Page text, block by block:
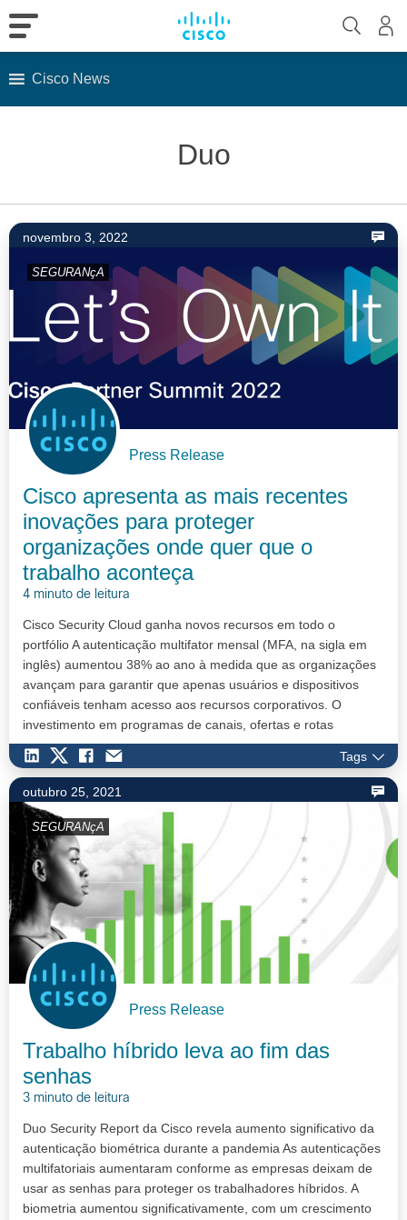
Cisco News
Duo
novembro 3, 2022
SEGURANçA
Press Release
Cisco apresenta as mais recentes
inovações para proteger
organizações onde quer que o
trabalho aconteça
4 minuto de leitura
Cisco Security Cloud ganha novos recursos em todo o
portfólio A autenticação multifator mensal (MFA, na sigla em
inglês) aumentou 38% ao ano à medida que as organizações
avançam para garantir que apenas usuários e dispositivos
confiáveis tenham acesso aos recursos corporativos. O
investimento em programas de canais, ofertas e rotas
ampliadas para o mer…
Tags
outubro 25, 2021
SEGURANçA
Press Release
Trabalho híbrido leva ao fim das
senhas
3 minuto de leitura
Duo Security Report da Cisco revela aumento significativo da
autenticação biométrica durante a pandemia As autenticações
multifatoriais aumentaram conforme as empresas deixam de
usar as senhas para proteger os trabalhadores híbridos. A
biometria aumentou significativamente, com um crescimento